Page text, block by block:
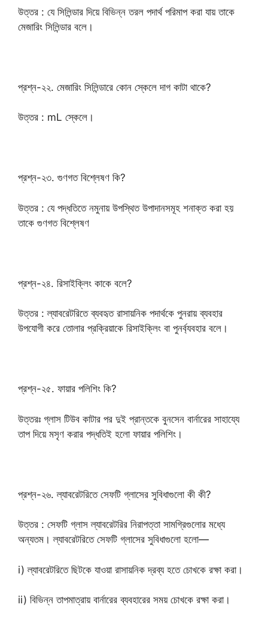
উত্তর : যে সিলিন্ডার দিয়ে বিভিন্ন তরল পদার্থ পরিমাপ করা যায় তাকে
মেজারিং সিলিন্ডার বলে।
প্রশ্ন-২২. মেজারিং সিলিন্ডারে কোন স্কেলে দাগ কাটা থাকে?
উত্তর : mL স্কেলে।
প্রশ্ন-২৩. গুণগত বিশ্লেষণ কি?
উত্তর : যে পদ্ধতিতে নমুনায় উপস্থিত উপাদানসমূহ শনাক্ত করা হয়
তাকে গুণগত বিশ্লেষণ
প্রশ্ন-২৪. রিসাইক্লিং কাকে বলে?
উত্তর : ল্যাবরেটরিতে ব্যবহৃত রাসায়নিক পদার্থকে পুনরায় ব্যবহার
উপযোগী করে তোলার প্রক্রিয়াকে রিসাইক্লিং বা পুনর্ব্যবহার বলে।
প্রশ্ন-২৫. ফায়ার পলিশিং কি?
উত্তরঃ গ্লাস টিউব কাটার পর দুই প্রান্তকে বুনসেন বার্নারের সাহায্যে
তাপ দিয়ে মসৃণ করার পদ্ধতিই হলো ফায়ার পলিশিং।
প্রশ্ন-২৬. ল্যাবরেটরিতে সেফটি গ্লাসের সুবিধাগুলো কী কী?
উত্তর : সেফটি গ্লাস ল্যাবরেটরির নিরাপত্তা সামগ্রিগুলোর মধ্যে
অন্যতম। ল্যাবরেটরিতে সেফটি গ্লাসের সুবিধাগুলো হলো—
i) ল্যাবরেটরিতে ছিটকে যাওয়া রাসায়নিক দ্রব্য হতে চোখকে রক্ষা করা।
ii) বিভিন্ন তাপমাত্রায় বার্নারের ব্যবহারের সময় চোখকে রক্ষা করা।